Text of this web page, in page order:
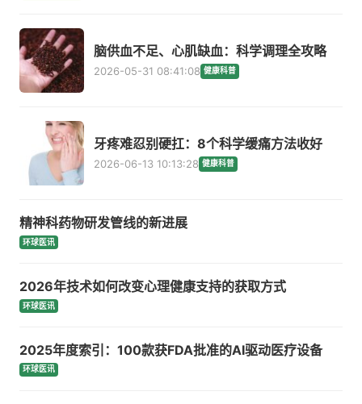
脑供血不足、心肌缺血：科学调理全攻略
2026-05-31 08:41:08 健康科普
牙疼难忍别硬扛：8个科学缓痛方法收好
2026-06-13 10:13:28 健康科普
精神科药物研发管线的新进展
环球医讯
2026年技术如何改变心理健康支持的获取方式
环球医讯
2025年度索引：100款获FDA批准的AI驱动医疗设备
环球医讯